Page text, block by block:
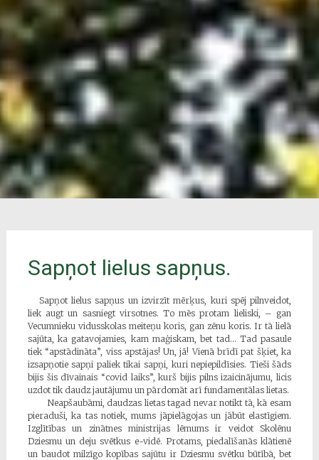
Sapņot lielus sapņus.
Sapņot lielus sapņus un izvirzīt mērķus, kuri spēj pilnveidot,
liek augt un sasniegt virsotnes. To mēs protam lieliski, – gan
Vecumnieku vidusskolas meiteņu koris, gan zēnu koris. Ir tā lielā
sajūta, ka gatavojamies, kam maģiskam, bet tad… Tad pasaule
tiek “apstādināta”, viss apstājas! Un, jā! Vienā brīdī pat šķiet, ka
izsapņotie sapņi paliek tikai sapņi, kuri nepiepildīsies. Tieši šāds
bijis šis dīvainais “covid laiks”, kurš bijis pilns izaicinājumu, licis
uzdot tik daudz jautājumu un pārdomāt arī fundamentālas lietas.
Neapšaubāmi, daudzas lietas tagad nevar notikt tā, kā esam
pieraduši, ka tas notiek, mums jāpielāgojas un jābūt elastīgiem.
Izglītības un zinātnes ministrijas lēmums ir veidot Skolēnu
Dziesmu un deju svētkus e-vidē. Protams, piedalīšanās klātienē
un baudot milzīgo kopības sajūtu ir Dziesmu svētku būtībā, bet